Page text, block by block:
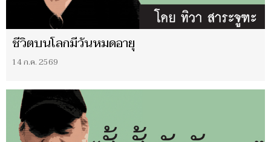
ชีวิตบนโลกมีวันหมดอายุ
14 ก.ค. 2569